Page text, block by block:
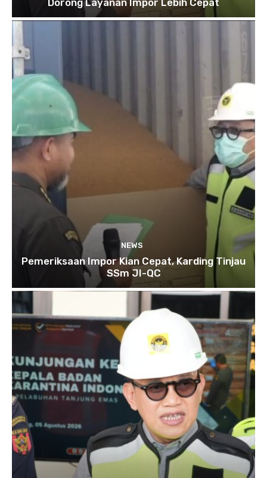
NEWS
Pemeriksaan Impor Kian Cepat, Karding Tinjau
SSm JI-QC